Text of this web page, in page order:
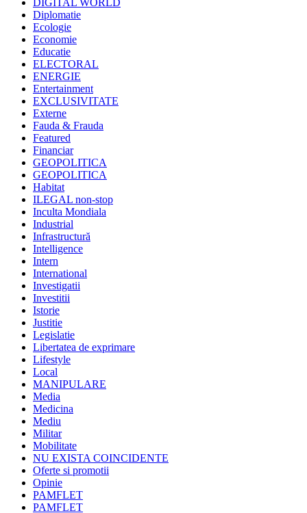
DIGITAL WORLD
Diplomatie
Ecologie
Economie
Educatie
ELECTORAL
ENERGIE
Entertainment
EXCLUSIVITATE
Externe
Fauda & Frauda
Featured
Financiar
GEOPOLITICA
GEOPOLITICA
Habitat
ILEGAL non-stop
Inculta Mondiala
Industrial
Infrastructură
Intelligence
Intern
International
Investigatii
Investitii
Istorie
Justitie
Legislatie
Libertatea de exprimare
Lifestyle
Local
MANIPULARE
Media
Medicina
Mediu
Militar
Mobilitate
NU EXISTA COINCIDENTE
Oferte si promotii
Opinie
PAMFLET
PAMFLET